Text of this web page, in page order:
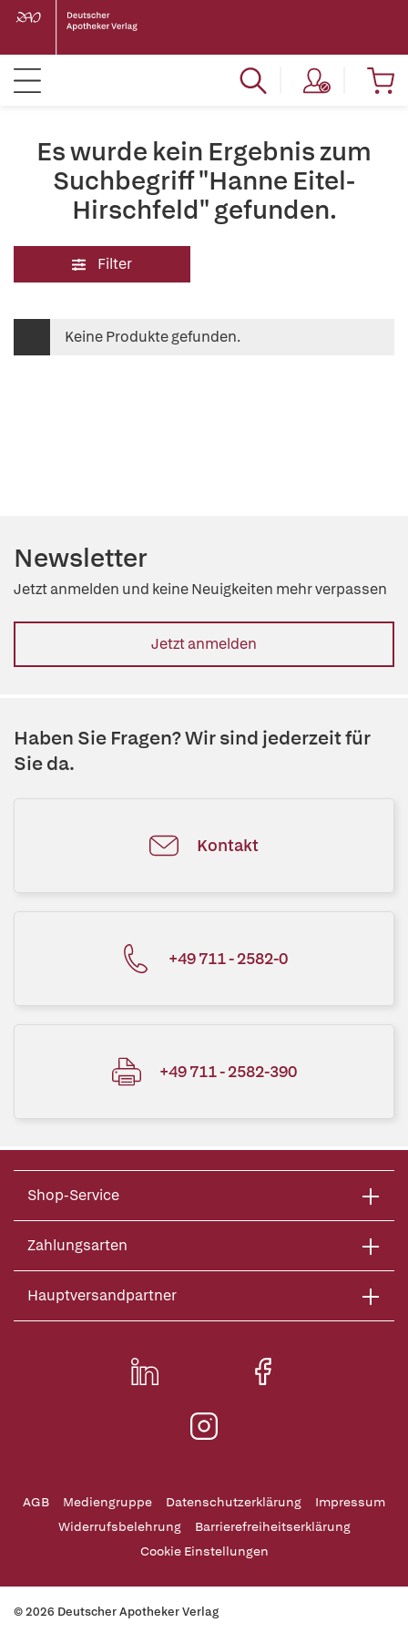
Es wurde kein Ergebnis zum
Suchbegriff "Hanne Eitel-
Hirschfeld" gefunden.
Filter
Keine Produkte gefunden.
Newsletter
Jetzt anmelden und keine Neuigkeiten mehr verpassen
Jetzt anmelden
Haben Sie Fragen? Wir sind jederzeit für
Sie da.
Kontakt
+49 711 - 2582-0
+49 711 - 2582-390
Shop-Service
Zahlungsarten
Hauptversandpartner
AGB Mediengruppe Datenschutzerklärung
Impressum
Widerrufsbelehrung
Barrierefreiheitserklärung
Cookie Einstellungen
© 2026 Deutscher Apotheker Verlag